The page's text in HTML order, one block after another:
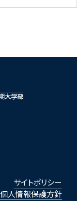
サイトポリシー
個人情報保護方針